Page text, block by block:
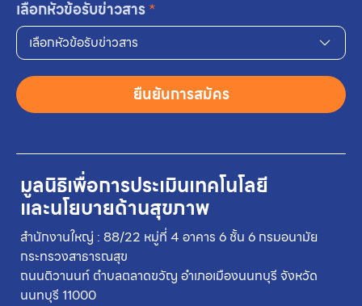
มูลนิธิเพื่อการประเมินเทคโนโลยี
และนโยบายด้านสุขภาพ
สำนักงานใหญ่ : 88/22 หมู่ที่ 4 อาคาร 6 ชั้น 6 กรมอนามัย
กระทรวงสาธารณสุข
ถนนติวานนท์ ตำบลตลาดขวัญ อำเภอเมืองนนทบุรี จังหวัด
นนทบุรี 11000
เลือกหัวข้อรับข่าวสาร*
เลือกหัวข้อรับข่าวสาร
ยืนยันการสมัคร